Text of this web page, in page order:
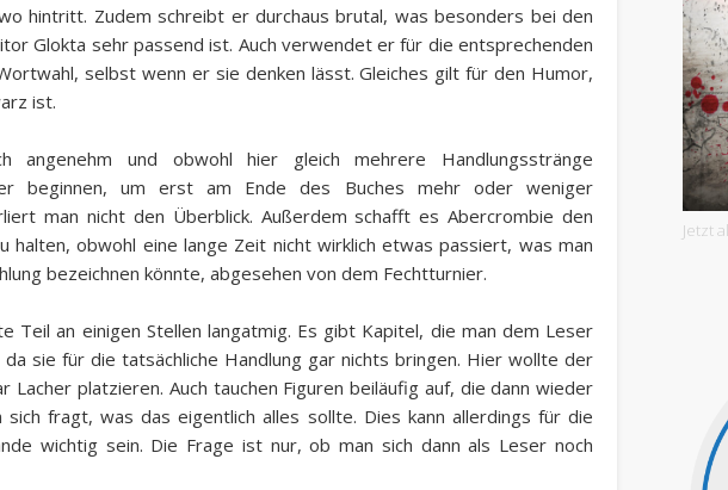
hintritt. Zudem schreibt er durchaus brutal, was besonders bei den
Glokta sehr passend ist. Auch verwendet er für die entsprechenden
selbst wenn er sie denken lässt. Gleiches gilt für den Humor,
ist.
angenehm und obwohl hier gleich mehrere Handlungsstränge
beginnen, um erst am Ende des Buches mehr oder weniger
man nicht den Überblick. Außerdem schafft es Abercrombie den
halten, obwohl eine lange Zeit nicht wirklich etwas passiert, was man
bezeichnen könnte, abgesehen von dem Fechtturnier.
Teil an einigen Stellen langatmig. Es gibt Kapitel, die man dem Leser
sie für die tatsächliche Handlung gar nichts bringen. Hier wollte der
Lacher platzieren. Auch tauchen Figuren beiläufig auf, die dann wieder
sich fragt, was das eigentlich alles sollte. Dies kann allerdings für die
wichtig sein. Die Frage ist nur, ob man sich dann als Leser noch
Jetzt